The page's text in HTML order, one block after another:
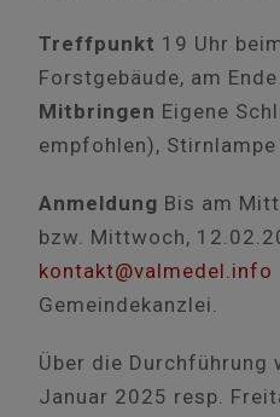
Treffpunkt 19 Uhr
Forstgebäude, am
Mitbringen Eigene
empfohlen), Stirnlampe
Anmeldung Bis am
bzw. Mittwoch,
kontakt@valmedel.info
Gemeindekanzlei.
Über die Durchführung
Januar 2025 resp.